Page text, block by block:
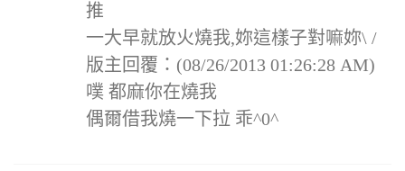
推
一大早就放火燒我,妳這樣子對嘛妳\ /
版主回覆：(08/26/2013 01:26:28 AM)
噗 都麻你在燒我
偶爾借我燒一下拉 乖^0^